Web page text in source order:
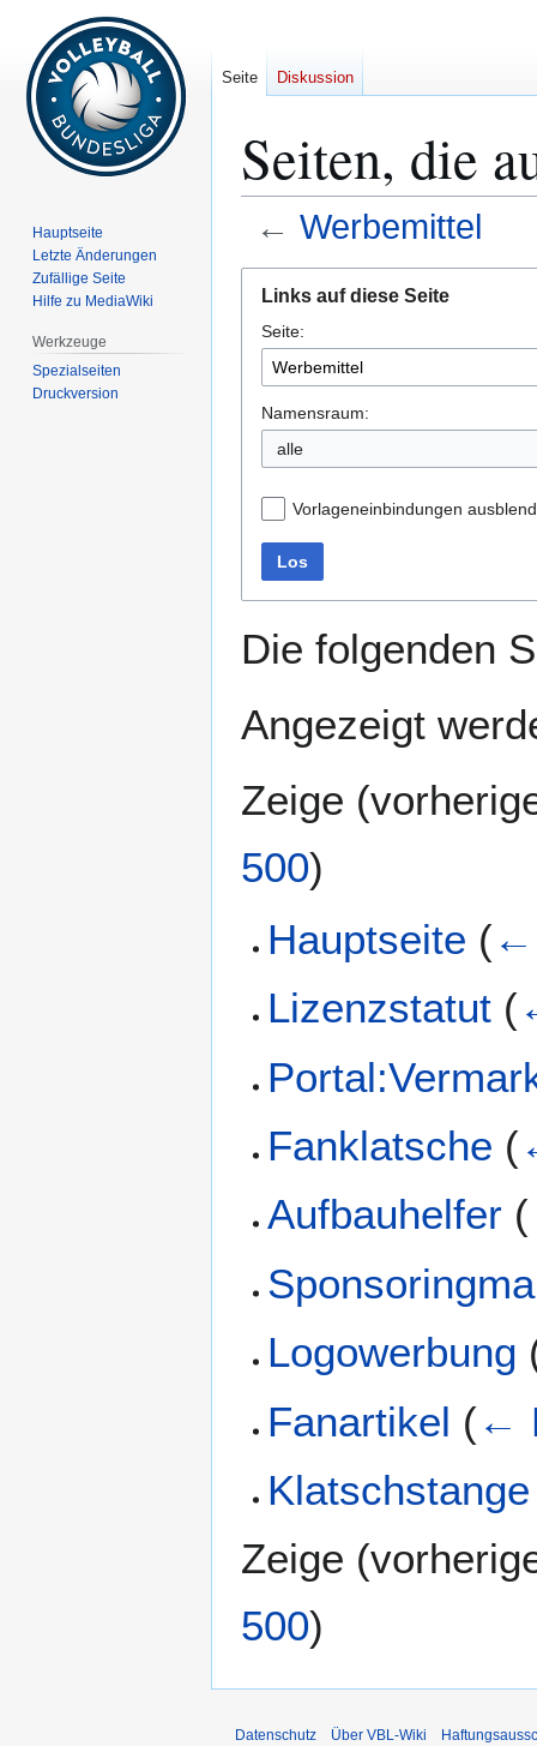
Seiten, die
← Werbemittel
Navigation
springen
Suche
springen
Links auf diese Seite
Seite:
Namensraum:
alle
Vorlageneinbindungen
Los
Die folgenden
Angezeigt
Zeige (
500)
Hauptseite (←
Lizenzstatut (
Fanklatsche (
Aufbauhelfer (
Logowerbung
Fanartikel (←
Klatschstange
Zeige (
500)
Seite Diskussion
Hauptseite
Letzte Änderungen
Zufällige Seite
Hilfe zu MediaWiki
Werkzeuge
Spezialseiten
Druckversion
Datenschutz Über VBL-Wiki